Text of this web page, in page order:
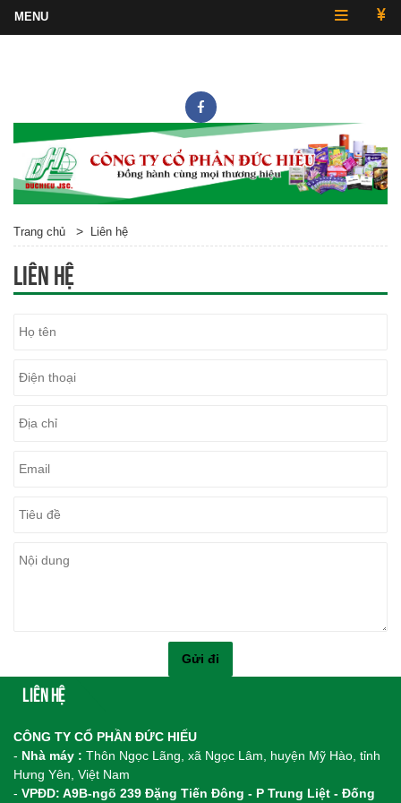
Trang chủ > Liên hệ
Liên hệ
Liên hệ
CÔNG TY CỔ PHẦN ĐỨC HIẾU
- Nhà máy : Thôn Ngọc Lãng, xã Ngọc Lâm, huyện Mỹ Hào, tỉnh
Hưng Yên, Việt Nam
- VPĐD: A9B-ngõ 239 Đặng Tiến Đông - P Trung Liệt - Đống